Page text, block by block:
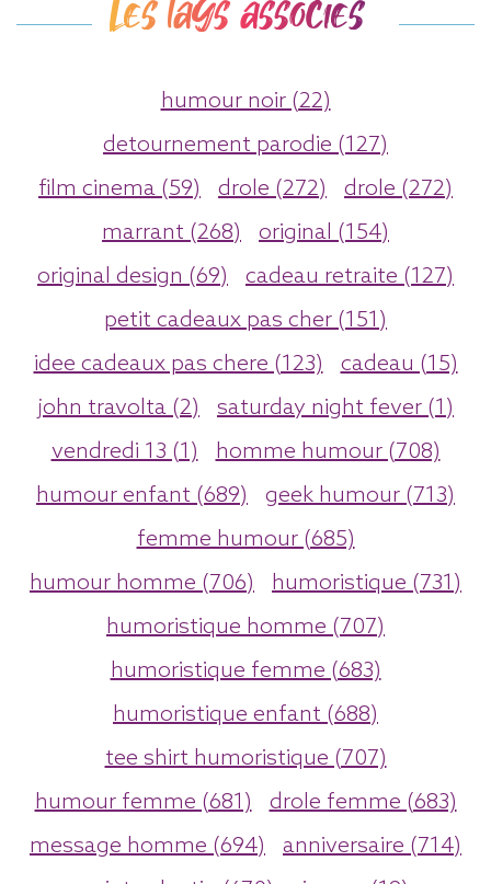
Les tags associés
humour noir (22)
detournement parodie (127)
film cinema (59)
drole (272)
drole (272)
marrant (268)
original (154)
original design (69)
cadeau retraite (127)
petit cadeaux pas cher (151)
idee cadeaux pas chere (123)
cadeau (15)
john travolta (2)
saturday night fever (1)
vendredi 13 (1)
homme humour (708)
humour enfant (689)
geek humour (713)
femme humour (685)
humour homme (706)
humoristique (731)
humoristique homme (707)
humoristique femme (683)
humoristique enfant (688)
tee shirt humoristique (707)
humour femme (681)
drole femme (683)
message homme (694)
anniversaire (714)